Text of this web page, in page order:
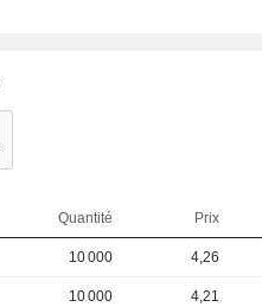
Quantité Prix
10 000 4,26
10 000 4,21